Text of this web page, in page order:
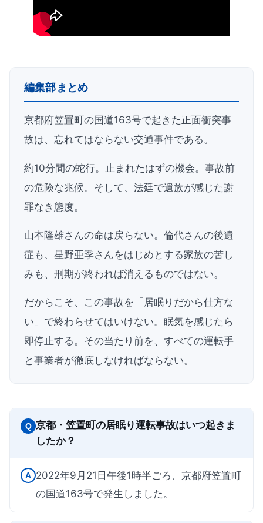
編集部まとめ
京都府笠置町の国道163号で起きた正面衝突事
故は、忘れてはならない交通事件である。
約10分間の蛇行。止まれたはずの機会。事故前
の危険な兆候。そして、法廷で遺族が感じた謝
罪なき態度。
山本隆雄さんの命は戻らない。倫代さんの後遺
症も、星野亜季さんをはじめとする家族の苦し
みも、刑期が終われば消えるものではない。
だからこそ、この事故を「居眠りだから仕方な
い」で終わらせてはいけない。眠気を感じたら
即停止する。その当たり前を、すべての運転手
と事業者が徹底しなければならない。
Q 京都・笠置町の居眠り運転事故はいつ起きま
したか？
A 2022年9月21日午後1時半ごろ、京都府笠置町
の国道163号で発生しました。